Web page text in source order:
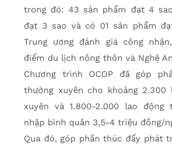
trong đó: 43 sản phẩm đạt 4
đạt 3 sao và có 01 sản phẩm
Trung ương đánh giá công
điểm du lịch nông thôn và Nghệ
Chương trình OCOP đã góp
thường xuyên cho khoảng 2.300
xuyên và 1.800-2.000 lao
nhập bình quân 3,5-4 triệu đồng/
Qua đó, góp phần thúc đẩy phát